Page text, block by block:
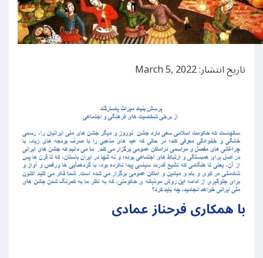
تاریخ انتشار: March 5, 2022
با همکاری فرحناز عمادی